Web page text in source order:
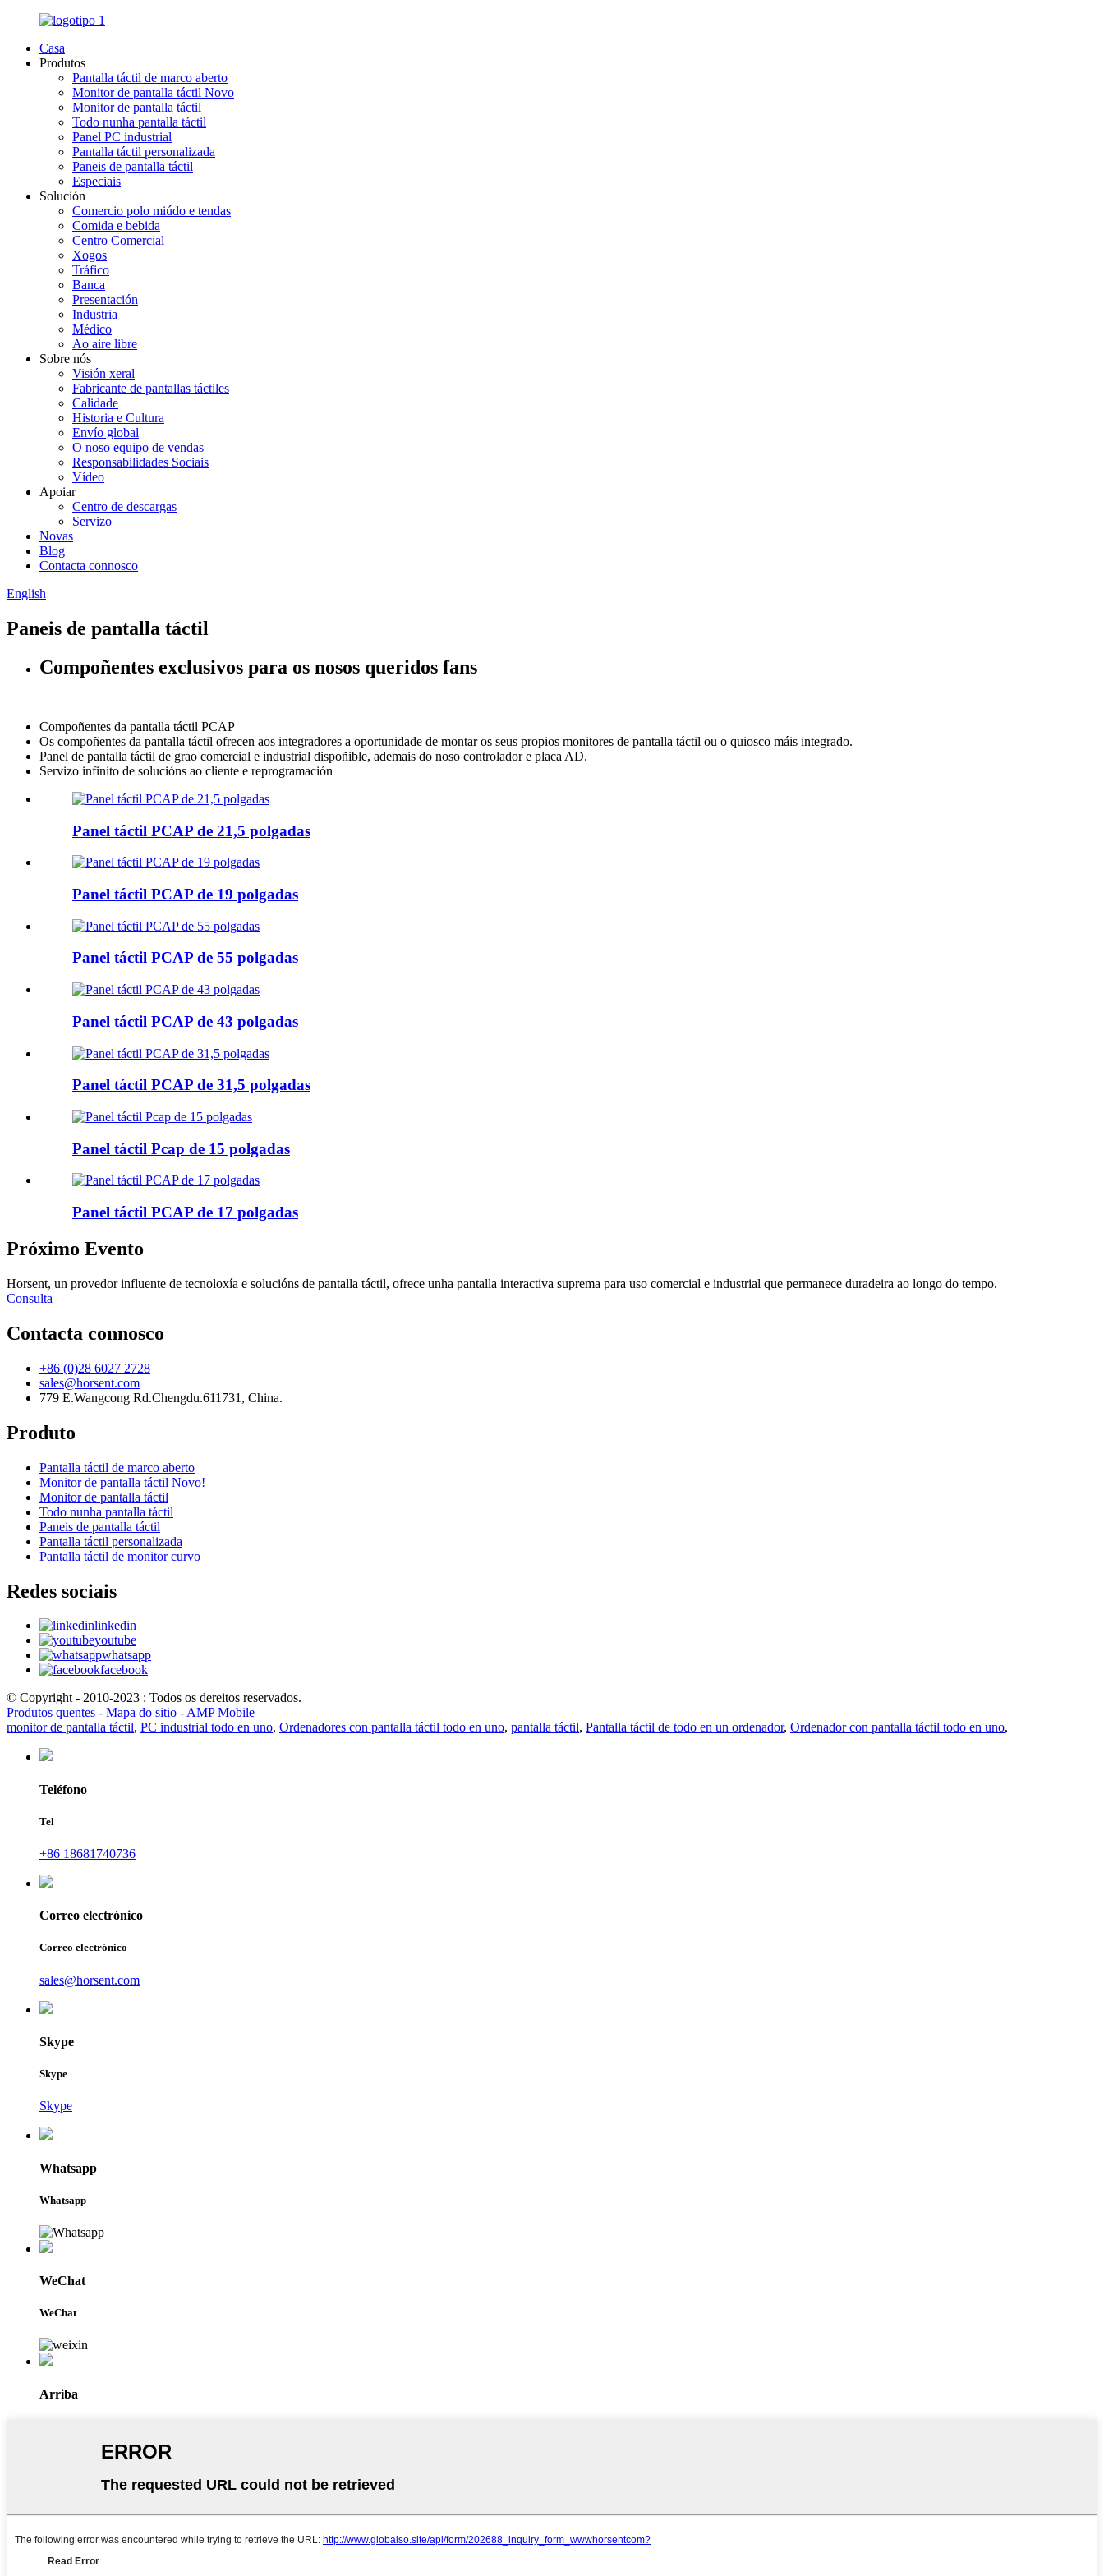
Casa
Produtos
Pantalla táctil de marco aberto
Monitor de pantalla táctil Novo
Monitor de pantalla táctil
Todo nunha pantalla táctil
Panel PC industrial
Pantalla táctil personalizada
Paneis de pantalla táctil
Especiais
Solución
Comercio polo miúdo e tendas
Comida e bebida
Centro Comercial
Xogos
Tráfico
Banca
Presentación
Industria
Médico
Ao aire libre
Sobre nós
Visión xeral
Fabricante de pantallas táctiles
Calidade
Historia e Cultura
Envío global
O noso equipo de vendas
Responsabilidades Sociais
Vídeo
Apoiar
Centro de descargas
Servizo
Novas
Blog
Contacta connosco
English
Paneis de pantalla táctil
Compoñentes exclusivos para os nosos queridos fans
Compoñentes da pantalla táctil PCAP
Os compoñentes da pantalla táctil ofrecen aos integradores a oportunidade de montar os seus propios monitores de pantalla táctil ou o quiosco máis integrado.
Panel de pantalla táctil de grao comercial e industrial dispoñible, ademais do noso controlador e placa AD.
Servizo infinito de solucións ao cliente e reprogramación
Panel táctil PCAP de 21,5 polgadas
Panel táctil PCAP de 19 polgadas
Panel táctil PCAP de 55 polgadas
Panel táctil PCAP de 43 polgadas
Panel táctil PCAP de 31,5 polgadas
Panel táctil Pcap de 15 polgadas
Panel táctil PCAP de 17 polgadas
Próximo Evento
Horsent, un provedor influente de tecnoloxía e solucións de pantalla táctil, ofrece unha pantalla interactiva suprema para uso comercial e industrial que permanece duradeira ao longo do tempo.
Consulta
Contacta connosco
+86 (0)28 6027 2728
sales@horsent.com
779 E.Wangcong Rd.Chengdu.611731, China.
Produto
Pantalla táctil de marco aberto
Monitor de pantalla táctil Novo!
Monitor de pantalla táctil
Todo nunha pantalla táctil
Paneis de pantalla táctil
Pantalla táctil personalizada
Pantalla táctil de monitor curvo
Redes sociais
linkedin
youtube
whatsapp
facebook
© Copyright - 2010-2023 : Todos os dereitos reservados.
Produtos quentes - Mapa do sitio -AMP Mobile
monitor de pantalla táctil, PC industrial todo en uno, Ordenadores con pantalla táctil todo en uno, pantalla táctil, Pantalla táctil de todo en un ordenador, Ordenador con pantalla táctil todo en uno,
Teléfono
Tel
+86 18681740736
Correo electrónico
Correo electrónico
sales@horsent.com
Skype
Skype
Skype
Whatsapp
Whatsapp
WeChat
WeChat
Arriba